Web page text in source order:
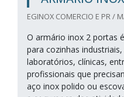
EGINOX COMERCIO E PR /
O armário inox 2 portas
para cozinhas
laboratórios, clínicas,
profissionais que
aço inox polido ou